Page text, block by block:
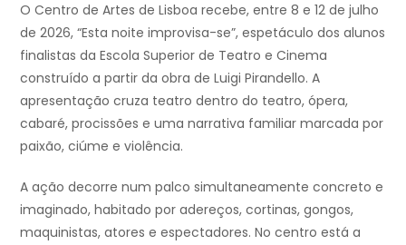
O Centro de Artes de Lisboa recebe, entre 8 e 12 de julho
de 2026, “Esta noite improvisa-se”, espetáculo dos alunos
finalistas da Escola Superior de Teatro e Cinema
construído a partir da obra de Luigi Pirandello. A
apresentação cruza teatro dentro do teatro, ópera,
cabaré, procissões e uma narrativa familiar marcada por
paixão, ciúme e violência.
A ação decorre num palco simultaneamente concreto e
imaginado, habitado por adereços, cortinas, gongos,
maquinistas, atores e espectadores. No centro está a